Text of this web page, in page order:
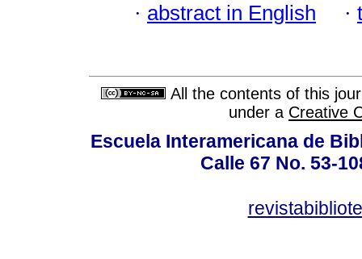
· abstract in English ·
All the contents of this
under a Creative
Escuela Interamericana de
Calle 67 No. 53-